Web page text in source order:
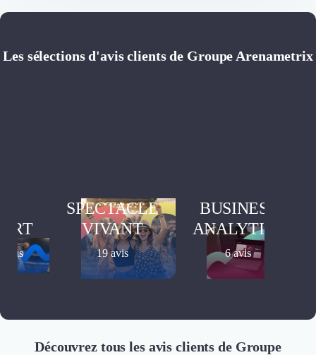
Les sélections d'avis clients de Groupe Arenametrix
avis
SPECTACLE
VIVANT
19 avis
BUSINESS
ANALYTICS
6 avis
Découvrez tous les avis clients de Groupe